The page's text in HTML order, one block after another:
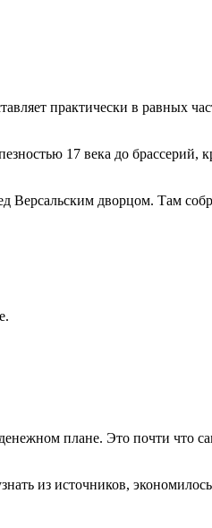
практически в равных
17 века до брассерий,
Версальским дворцом. Там
плане. Это почти что
из источников,